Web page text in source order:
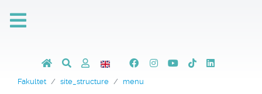
Fakultet site_structure menu